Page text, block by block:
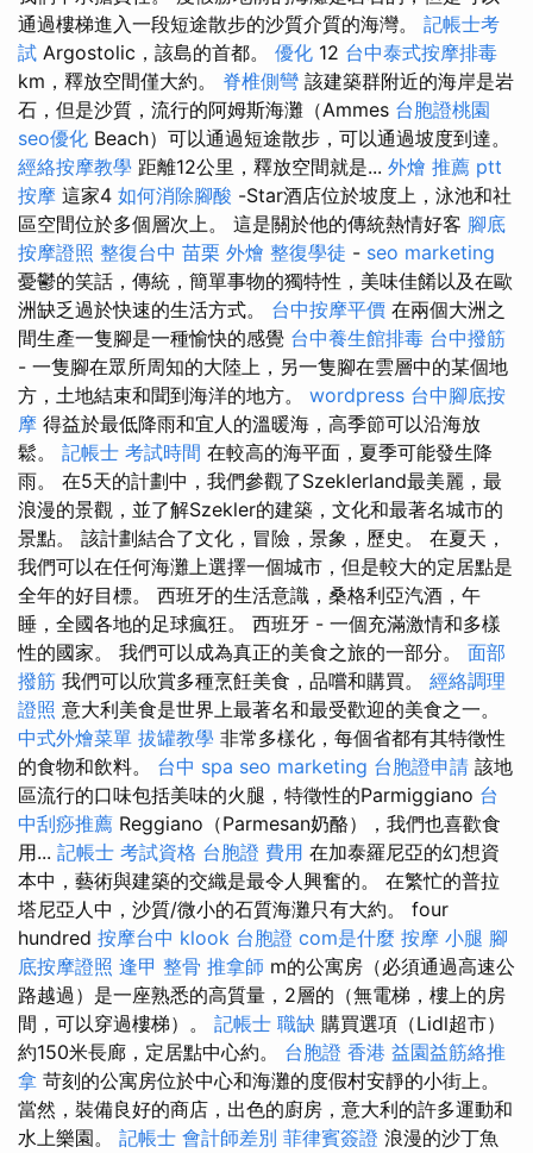
通過樓梯進入一段短途散步的沙質介質的海灣。 記帳士考
試 Argostolic，該島的首都。 優化 12 台中泰式按摩排毒
km，釋放空間僅大約。 脊椎側彎 該建築群附近的海岸是岩
石，但是沙質，流行的阿姆斯海灘（Ammes 台胞證桃園
seo優化 Beach）可以通過短途散步，可以通過坡度到達。
經絡按摩教學 距離12公里，釋放空間就是... 外燴 推薦 ptt
按摩 這家4 如何消除腳酸 -Star酒店位於坡度上，泳池和社
區空間位於多個層次上。 這是關於他的傳統熱情好客 腳底
按摩證照 整復台中 苗栗 外燴 整復學徒 - seo marketing
憂鬱的笑話，傳統，簡單事物的獨特性，美味佳餚以及在歐
洲缺乏過於快速的生活方式。 台中按摩平價 在兩個大洲之
間生產一隻腳是一種愉快的感覺 台中養生館排毒 台中撥筋
- 一隻腳在眾所周知的大陸上，另一隻腳在雲層中的某個地
方，土地結束和聞到海洋的地方。 wordpress 台中腳底按
摩 得益於最低降雨和宜人的溫暖海，高季節可以沿海放
鬆。 記帳士 考試時間 在較高的海平面，夏季可能發生降
雨。 在5天的計劃中，我們參觀了Szeklerland最美麗，最
浪漫的景觀，並了解Szekler的建築，文化和最著名城市的
景點。 該計劃結合了文化，冒險，景象，歷史。 在夏天，
我們可以在任何海灘上選擇一個城市，但是較大的定居點是
全年的好目標。 西班牙的生活意識，桑格利亞汽酒，午
睡，全國各地的足球瘋狂。 西班牙 - 一個充滿激情和多樣
性的國家。 我們可以成為真正的美食之旅的一部分。 面部
撥筋 我們可以欣賞多種烹飪美食，品嚐和購買。 經絡調理
證照 意大利美食是世界上最著名和最受歡迎的美食之一。
中式外燴菜單 拔罐教學 非常多樣化，每個省都有其特徵性
的食物和飲料。 台中 spa seo marketing 台胞證申請 該地
區流行的口味包括美味的火腿，特徵性的Parmiggiano 台
中刮痧推薦 Reggiano（Parmesan奶酪），我們也喜歡食
用... 記帳士 考試資格 台胞證 費用 在加泰羅尼亞的幻想資
本中，藝術與建築的交織是最令人興奮的。 在繁忙的普拉
塔尼亞人中，沙質/微小的石質海灘只有大約。 four
hundred 按摩台中 klook 台胞證 com是什麼 按摩 小腿 腳
底按摩證照 逢甲 整骨 推拿師 m的公寓房（必須通過高速公
路越過）是一座熟悉的高質量，2層的（無電梯，樓上的房
間，可以穿過樓梯）。 記帳士 職缺 購買選項（Lidl超市）
約150米長廊，定居點中心約。 台胞證 香港 益園益筋絡推
拿 苛刻的公寓房位於中心和海灘的度假村安靜的小街上。
當然，裝備良好的商店，出色的廚房，意大利的許多運動和
水上樂園。 記帳士 會計師差別 菲律賓簽證 浪漫的沙丁魚